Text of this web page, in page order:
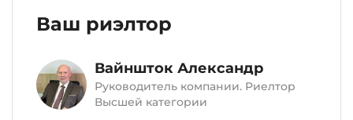
Ваш риэлтор
Вайншток Александр
Руководитель компании. Риелтор
Высшей категории